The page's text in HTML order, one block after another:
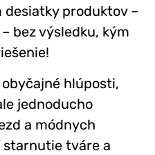
desiatky produktov –
bez výsledku, kým
obyčajné hlúposti,
jednoducho
a módnych
starnutie tváre a